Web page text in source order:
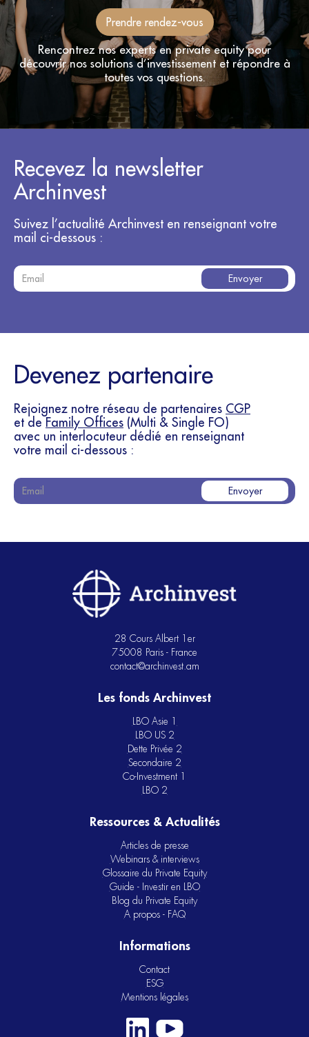
Prendre rendez-vous
Rencontrez nos experts en private equity pour
découvrir nos solutions d’investissement et répondre à
toutes vos questions.
Recevez la newsletter
Archinvest
Suivez l’actualité Archinvest en renseignant votre
mail ci-dessous :
Devenez partenaire
Rejoignez notre réseau de partenaires CGP
et de Family Offices (Multi & Single FO)
avec un interlocuteur dédié en renseignant
votre mail ci-dessous :
28 Cours Albert 1er
75008 Paris - France
contact@archinvest.am
Les fonds Archinvest
LBO Asie 1
LBO US 2
Dette Privée 2
Secondaire 2
Co-Investment 1
LBO 2
Ressources & Actualités
Articles de presse
Webinars & interviews
Glossaire du Private Equity
Guide - Investir en LBO
Blog du Private Equity
A propos - FAQ
Informations
Contact
ESG
Mentions légales